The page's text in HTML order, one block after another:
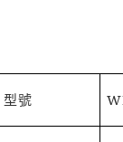
型號